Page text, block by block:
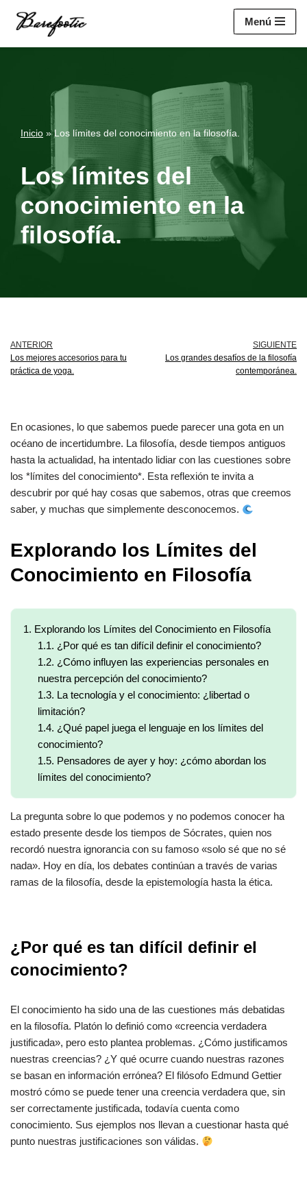
contenido
Menú
Inicio »Los límites del conocimiento en la filosofía.
Los límites del
conocimiento en la
filosofía.
ANTERIOR
Los mejores accesorios para tu
práctica de yoga.
SIGUIENTE
Los grandes desafíos de la filosofía
contemporánea.
En ocasiones, lo que sabemos puede parecer una gota en un
océano de incertidumbre. La filosofía, desde tiempos antiguos
hasta la actualidad, ha intentado lidiar con las cuestiones sobre
los *límites del conocimiento*. Esta reflexión te invita a
descubrir por qué hay cosas que sabemos, otras que creemos
saber, y muchas que simplemente desconocemos.
Explorando los Límites del
Conocimiento en Filosofía
1. Explorando los Límites del Conocimiento en Filosofía
1.1. ¿Por qué es tan difícil definir el conocimiento?
1.2. ¿Cómo influyen las experiencias personales en
nuestra percepción del conocimiento?
1.3. La tecnología y el conocimiento: ¿libertad o
limitación?
1.4. ¿Qué papel juega el lenguaje en los límites del
conocimiento?
1.5. Pensadores de ayer y hoy: ¿cómo abordan los
límites del conocimiento?
La pregunta sobre lo que podemos y no podemos conocer ha
estado presente desde los tiempos de Sócrates, quien nos
recordó nuestra ignorancia con su famoso «solo sé que no sé
nada». Hoy en día, los debates continúan a través de varias
ramas de la filosofía, desde la epistemología hasta la ética.
¿Por qué es tan difícil definir el
conocimiento?
El conocimiento ha sido una de las cuestiones más debatidas
en la filosofía. Platón lo definió como «creencia verdadera
justificada», pero esto plantea problemas. ¿Cómo justificamos
nuestras creencias? ¿Y qué ocurre cuando nuestras razones
se basan en información errónea? El filósofo Edmund Gettier
mostró cómo se puede tener una creencia verdadera que, sin
ser correctamente justificada, todavía cuenta como
conocimiento. Sus ejemplos nos llevan a cuestionar hasta qué
punto nuestras justificaciones son válidas.